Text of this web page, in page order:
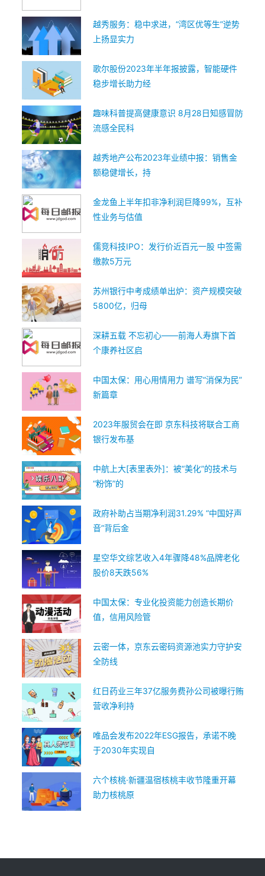
越秀服务：稳中求进，“湾区优等生”逆势
上扬显实力
歌尔股份2023年半年报披露，智能硬件
稳步增长助力经
趣味科普提高健康意识 8月28日知感冒防
流感全民科
越秀地产公布2023年业绩中报：销售金
额稳健增长，持
金龙鱼上半年扣非净利润巨降99%，互补
性业务与估值
儒竞科技IPO：发行价近百元一股 中签需
缴款5万元
苏州银行中考成绩单出炉：资产规模突破
5800亿，归母
深耕五载 不忘初心——前海人寿旗下首
个康养社区启
中国太保：用心用情用力 谱写“消保为民”
新篇章
2023年服贸会在即 京东科技将联合工商
银行发布基
中航上大[表里表外]：被“美化”的技术与
“粉饰”的
政府补助占当期净利润31.29% “中国好声
音”背后金
星空华文综艺收入4年骤降48%品牌老化
股价8天跌56%
中国太保：专业化投资能力创造长期价
值，信用风险管
云密一体，京东云密码资源池实力守护安
全防线
红日药业三年37亿服务费孙公司被曝行贿
营收净利持
唯品会发布2022年ESG报告，承诺不晚
于2030年实现自
六个核桃·新疆温宿核桃丰收节隆重开幕
助力核桃原